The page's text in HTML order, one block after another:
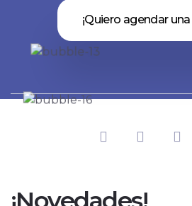
¡Quiero agendar